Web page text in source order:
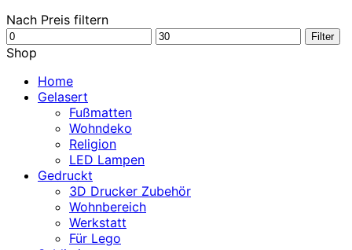
Nach Preis filtern
Min.
Preis
Max.
Filter
Shop
Home
Gelasert
Fußmatten
Wohndeko
Religion
LED Lampen
Gedruckt
3D Drucker Zubehör
Wohnbereich
Werkstatt
Für Lego